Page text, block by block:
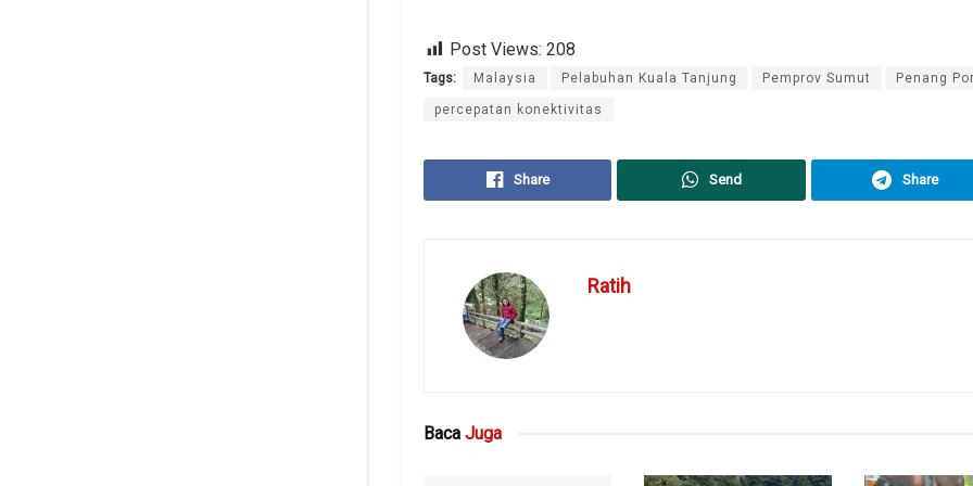
Post Views: 208
Tags: Malaysia Pelabuhan Kuala Tanjung Pemprov Sumut Penang
percepatan konektivitas
Share Send Share
Ratih
Baca Juga